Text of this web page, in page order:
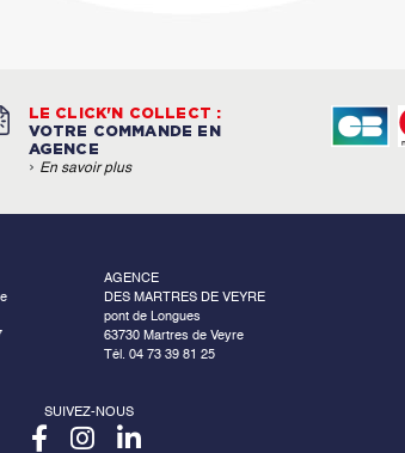
LE CLICK'N COLLECT :
VOTRE COMMANDE EN
AGENCE
› En savoir plus
AGENCE
DES MARTRES DE VEYRE
pont de Longues
63730 Martres de Veyre
Tél. 04 73 39 81 25
SUIVEZ-NOUS